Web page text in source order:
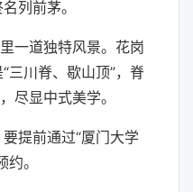
列前茅。
一道独特风景。花岗
三川脊、歇山顶”，脊
尽显中式美学。
提前通过“厦门大学
。